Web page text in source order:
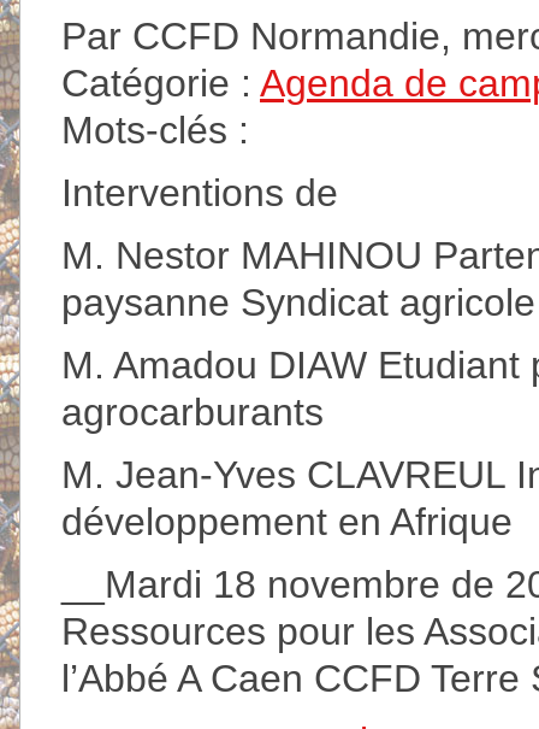
Par CCFD Normandie,
Catégorie : Agenda de
Mots-clés :
Interventions de
M. Nestor MAHINOU
paysanne Syndicat
M. Amadou DIAW
agrocarburants
M. Jean-Yves CLAVREUL
développement en Afrique
__Mardi 18 novembre de
Ressources pour les
l’Abbé A Caen CCFD